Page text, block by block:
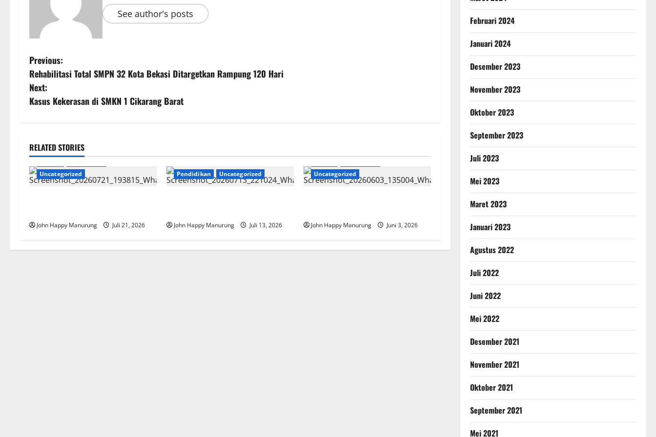
See author's posts
Previous:
Rehabilitasi Total SMPN 32 Kota Bekasi Ditargetkan Rampung 120 Hari
Next:
Kasus Kekerasan di SMKN 1 Cikarang Barat
RELATED STORIES
Uncategorized
John Happy Manurung Juli 21, 2026
Pendidikan Uncategorized
John Happy Manurung Juli 13, 2026
Uncategorized
John Happy Manurung Juni 3, 2026
Februari 2024
Januari 2024
Desember 2023
November 2023
Oktober 2023
September 2023
Juli 2023
Mei 2023
Maret 2023
Januari 2023
Agustus 2022
Juli 2022
Juni 2022
Mei 2022
Desember 2021
November 2021
Oktober 2021
September 2021
Mei 2021